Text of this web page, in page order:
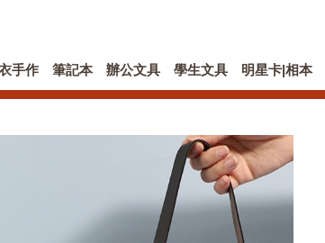
手作 筆記本 辦公文具 學生文具 明星卡|相本